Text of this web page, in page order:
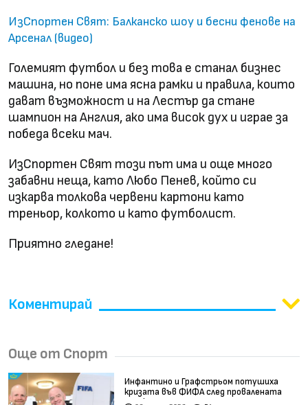
ИзСпортен Свят: Балканско шоу и бесни фенове на
Арсенал (видео)
Големият футбол и без това е станал бизнес
машина, но поне има ясна рамки и правила, които
дават възможност и на Лестър да стане
шампион на Англия, ако има висок дух и играе за
победа всеки мач.
ИзСпортен Свят този път има и още много
забавни неща, като Любо Пенев, който си
изкарва толкова червени картони като
треньор, колкото и като футболист.
Приятно гледане!
Коментирай
Още от Спорт
Инфантино и Графстрьом потушиха
кризата във ФИФА след провалената
сделка